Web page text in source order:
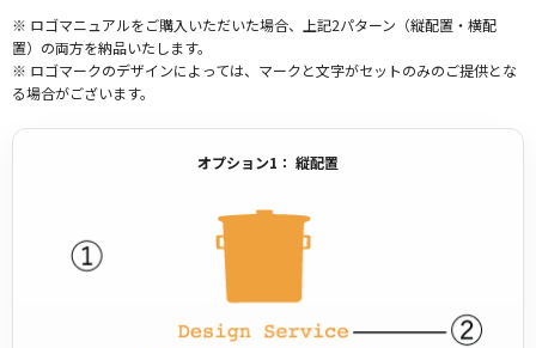
※ ロゴマニュアルをご購入いただいた場合、上記2パターン（縦配置・横配
置）の両方を納品いたします。
※ ロゴマークのデザインによっては、マークと文字がセットのみのご提供とな
る場合がございます。
オプション1： 縦配置